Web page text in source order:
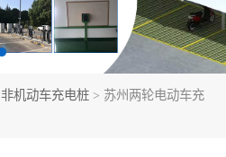
非机动车充电桩 > 苏州两轮电动车充
两轮电动车充电桩